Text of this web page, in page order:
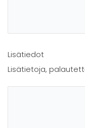
Lisätiedot
Lisätietoja,